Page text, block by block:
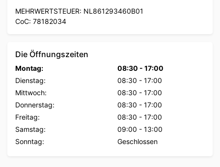
MEHRWERTSTEUER: NL861293460B01
CoC: 78182034
Die Öffnungszeiten
Montag: 08:30 - 17:00
Dienstag:
08:30 - 17:00
Mittwoch:
08:30 - 17:00
Donnerstag:
08:30 - 17:00
Freitag:
08:30 - 17:00
Samstag:
09:00 - 13:00
Sonntag:
Geschlossen